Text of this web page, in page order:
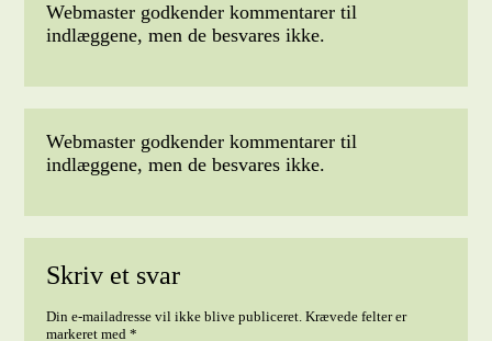
Webmaster godkender kommentarer til
indlæggene, men de besvares ikke.
Webmaster godkender kommentarer til
indlæggene, men de besvares ikke.
Skriv et svar
Din e-mailadresse vil ikke blive publiceret. Krævede felter er
markeret med*